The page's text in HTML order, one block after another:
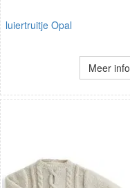
luiertruitje Opal
Meer info